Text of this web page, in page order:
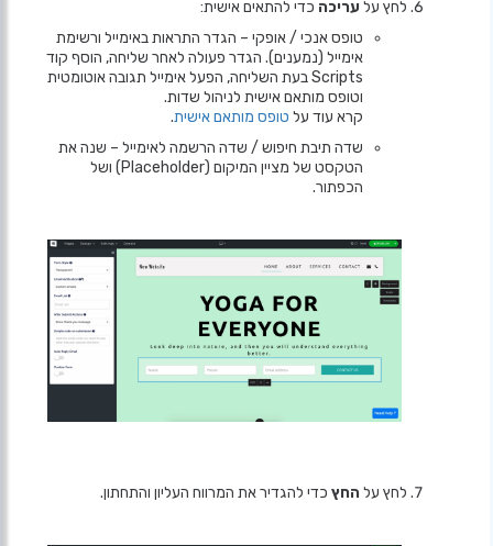
לחץ על עריכה כדי להתאים אישית:
טופס אנכי / אופקי – הגדר התראות באימייל ורשימת
אימייל (נמענים). הגדר פעולה לאחר שליחה, הוסף קוד
Scripts בעת השליחה, הפעל אימייל תגובה אוטומטית
וטופס מותאם אישית לניהול שדות.
קרא עוד על טופס מותאם אישית.
שדה תיבת חיפוש / שדה הרשמה לאימייל – שנה את
הטקסט של מציין המיקום (Placeholder) ושל
הכפתור.
לחץ על החץ כדי להגדיר את המרווח העליון והתחתון.